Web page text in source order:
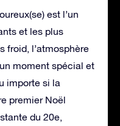
est l’un
et les plus
froid, l’atmosphère
moment spécial et
importe si la
premier Noël
du 20e,